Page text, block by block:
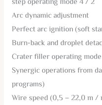
Arc dynamic adjustment
Perfect arc ignition (soft
Burn-back and droplet
Crater filler operating mode
Synergic operations from
programs)
Wire speed (0,5 – 22,0 m /